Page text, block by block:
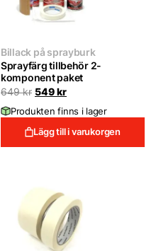
Billack på sprayburk
Sprayfärg tillbehör 2-
komponent paket
649kr Det
priset
649 kr.
549krDet
priset
549 kr.
Produkten finns i lager
Lägg till i varukorgen